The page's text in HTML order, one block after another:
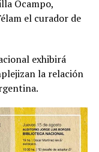
Ocampo,
el curador de
exhibirá
la relación